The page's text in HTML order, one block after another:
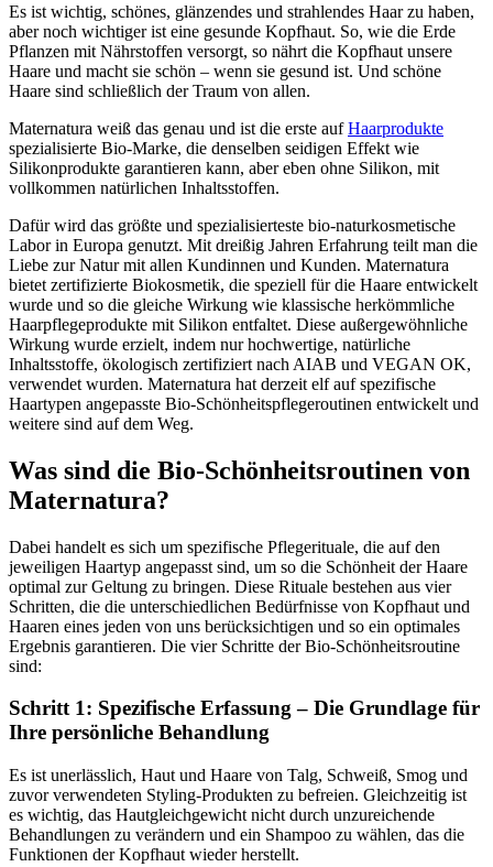
Es ist wichtig, schönes, glänzendes und strahlendes Haar zu haben,
aber noch wichtiger ist eine gesunde Kopfhaut. So, wie die Erde
Pflanzen mit Nährstoffen versorgt, so nährt die Kopfhaut unsere
Haare und macht sie schön – wenn sie gesund ist. Und schöne
Haare sind schließlich der Traum von allen.
Maternatura weiß das genau und ist die erste aufHaarprodukte
spezialisierte Bio-Marke, die denselben seidigen Effekt wie
Silikonprodukte garantieren kann, aber eben ohne Silikon, mit
vollkommen natürlichen Inhaltsstoffen.
Dafür wird das größte und spezialisierteste bio-naturkosmetische
Labor in Europa genutzt. Mit dreißig Jahren Erfahrung teilt man die
Liebe zur Natur mit allen Kundinnen und Kunden. Maternatura
bietet zertifizierte Biokosmetik, die speziell für die Haare entwickelt
wurde und so die gleiche Wirkung wie klassische herkömmliche
Haarpflegeprodukte mit Silikon entfaltet. Diese außergewöhnliche
Wirkung wurde erzielt, indem nur hochwertige, natürliche
Inhaltsstoffe, ökologisch zertifiziert nach AIAB und VEGAN OK,
verwendet wurden. Maternatura hat derzeit elf auf spezifische
Haartypen angepasste Bio-Schönheitspflegeroutinen entwickelt und
weitere sind auf dem Weg.
Was sind die Bio-Schönheitsroutinen von
Maternatura?
Dabei handelt es sich um spezifische Pflegerituale, die auf den
jeweiligen Haartyp angepasst sind, um so die Schönheit der Haare
optimal zur Geltung zu bringen. Diese Rituale bestehen aus vier
Schritten, die die unterschiedlichen Bedürfnisse von Kopfhaut und
Haaren eines jeden von uns berücksichtigen und so ein optimales
Ergebnis garantieren. Die vier Schritte der Bio-Schönheitsroutine
sind:
Schritt 1: Spezifische Erfassung – Die Grundlage für
Ihre persönliche Behandlung
Es ist unerlässlich, Haut und Haare von Talg, Schweiß, Smog und
zuvor verwendeten Styling-Produkten zu befreien. Gleichzeitig ist
es wichtig, das Hautgleichgewicht nicht durch unzureichende
Behandlungen zu verändern und ein Shampoo zu wählen, das die
Funktionen der Kopfhaut wieder herstellt.